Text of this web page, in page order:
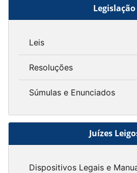
Legislação
Leis
Resoluções
Súmulas e Enunciados
Juízes
Dispositivos Legais e